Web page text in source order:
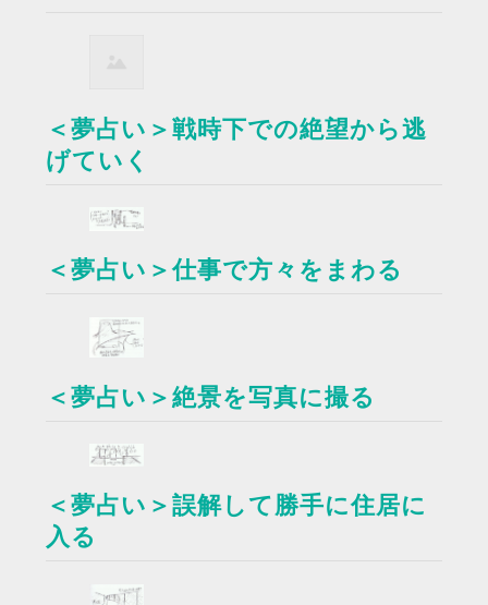
＜夢占い＞戦時下での絶望から逃
げていく
＜夢占い＞仕事で方々をまわる
＜夢占い＞絶景を写真に撮る
＜夢占い＞誤解して勝手に住居に
入る